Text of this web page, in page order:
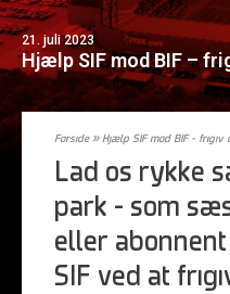
21. juli 2023
Hjælp SIF mod BIF –
Forside» Hjælp SIF mod BIF – frigiv
Lad os rykke
park – som
eller
SIF ved at